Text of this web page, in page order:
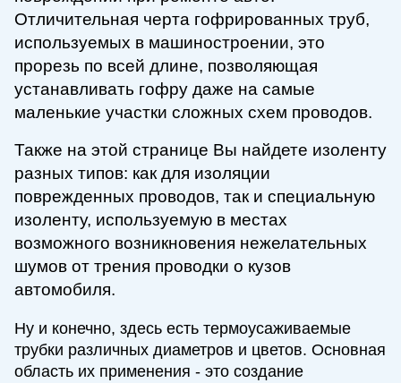
Отличительная черта гофрированных труб,
используемых в машиностроении, это
прорезь по всей длине, позволяющая
устанавливать гофру даже на самые
маленькие участки сложных схем проводов.
Также на этой странице Вы найдете изоленту
разных типов: как для изоляции
поврежденных проводов, так и специальную
изоленту, используемую в местах
возможного возникновения нежелательных
шумов от трения проводки о кузов
автомобиля.
Ну и конечно, здесь есть термоусаживаемые
трубки различных диаметров и цветов. Основная
область их применения - это создание